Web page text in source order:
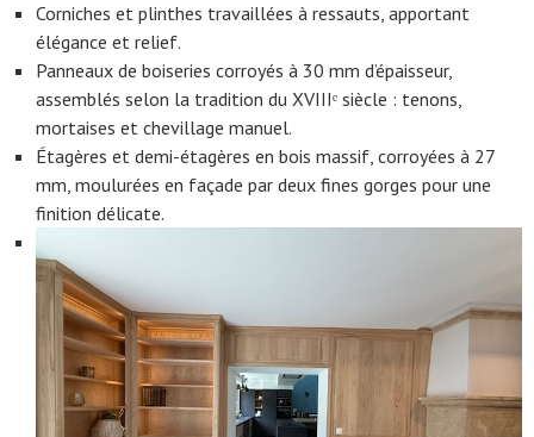
Corniches et plinthes travaillées à ressauts, apportant
élégance et relief.
Panneaux de boiseries corroyés à 30 mm d’épaisseur,
assemblés selon la tradition du XVIIIᵉ siècle : tenons,
mortaises et chevillage manuel.
Étagères et demi-étagères en bois massif, corroyées à 27
mm, moulurées en façade par deux fines gorges pour une
finition délicate.